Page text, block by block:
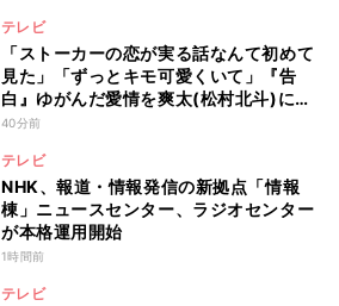
テレビ
「ストーカーの恋が実る話なんて初めて
見た」「ずっとキモ可愛くいて」『告
白』ゆがんだ愛情を爽太(松村北斗)に向
ける視聴者の声
40分前
テレビ
NHK、報道・情報発信の新拠点「情報
棟」ニュースセンター、ラジオセンター
が本格運用開始
1時間前
テレビ